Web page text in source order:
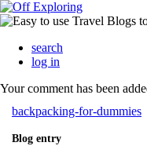
search
log in
Your comment has been
backpacking-for-dummies
Blog entry